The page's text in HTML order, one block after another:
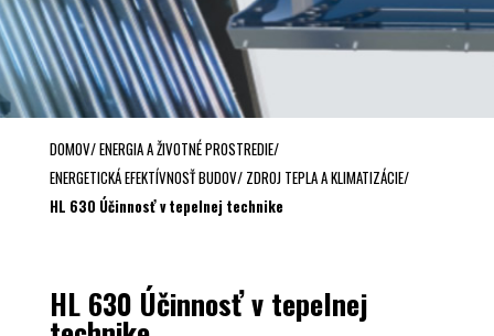
DOMOV/ENERGIA A ŽIVOTNÉ PROSTREDIE/
ENERGETICKÁ EFEKTÍVNOSŤ BUDOV/ ZDROJ TEPLA A KLIMATIZÁCIE/
HL 630 Účinnosť v tepelnej technike
HL 630 Účinnosť v tepelnej